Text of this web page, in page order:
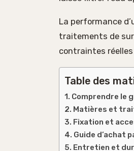
La performance
traitements de
contraintes
Table des
Comprendre le
Matières et
Fixation et
Guide d’achat
Entretien et